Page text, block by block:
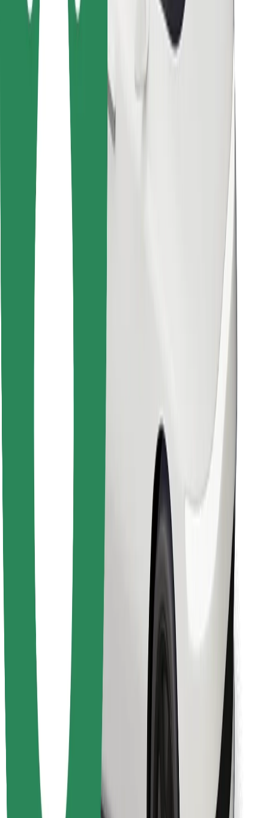
Правила та Умови
Файли ку́кі
Замовляй поїздку за лічені хвилини!
Завантажити застосунок Bolt
Знайди твою улюблену страву чи їжу!
Завантажити застосунок Bolt Food